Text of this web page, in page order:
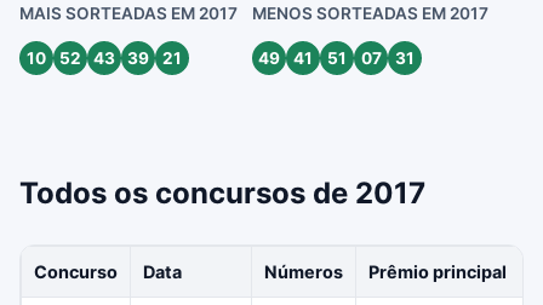
MAIS SORTEADAS EM 2017
10 52 43 39 21
MENOS SORTEADAS EM 2017
49 41 51 07 31
Todos os concursos de 2017
Concurso Data Números Prêmio principal